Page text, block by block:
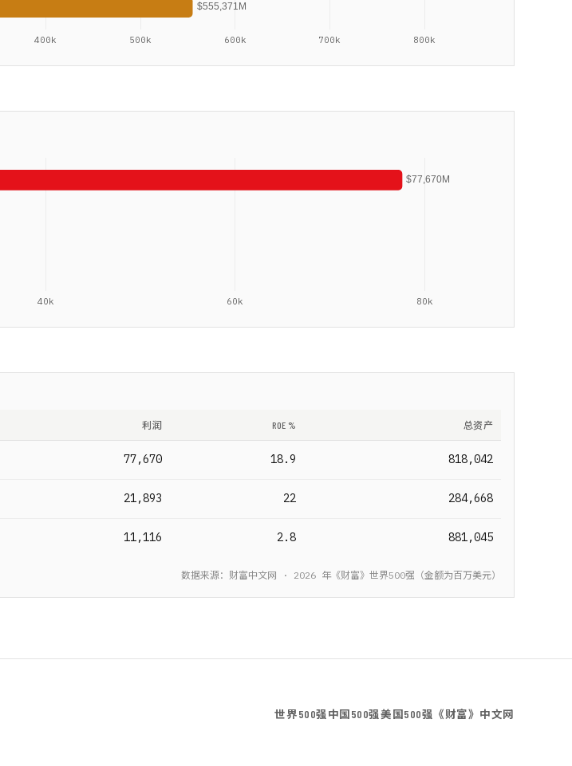
利润 ROE % 总资产
77,670 18.9 818,042
21,893 22 284,668
11,116 2.8 881,045
数据来源：财富中文网 · 2026 年《财富》 世界500强 （金额为百万美元）
世界500强 中国500强美国500强 《财富》中文网